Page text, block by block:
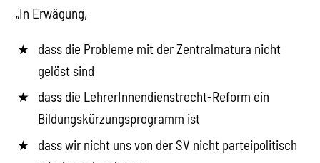
„In Erwägung,
dass die Probleme mit der Zentralmatura nicht
gelöst sind
dass die LehrerInnendienstrecht-Reform ein
Bildungskürzungsprogramm ist
dass wir nicht uns von der SV nicht parteipolitisch